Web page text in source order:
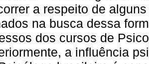
a respeito de
na busca dessa
dos cursos de
a influência